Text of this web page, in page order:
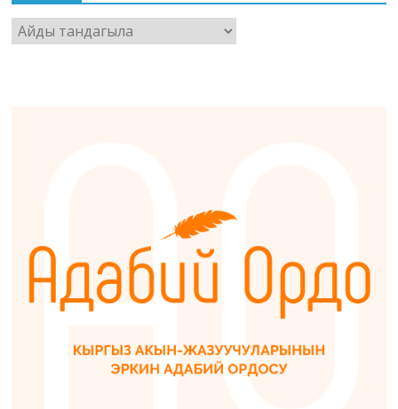
Архив